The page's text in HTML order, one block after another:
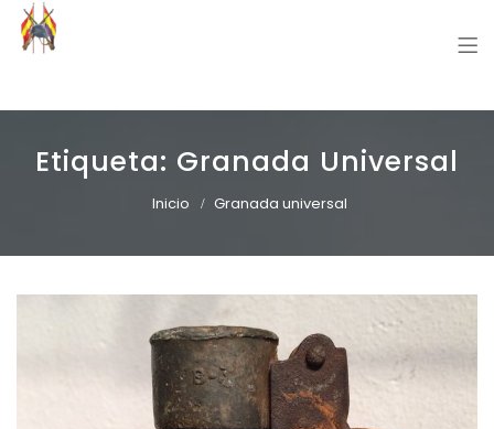
Etiqueta: Granada Universal
Inicio Granada universal